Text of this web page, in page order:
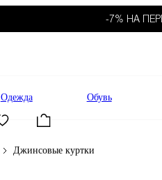
-7% НА
Одежда Обувь
Джинсовые куртки